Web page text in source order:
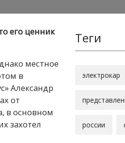
его ценник
местное
в
Александр
от
в основном
захотел
Теги
электрокар
россии